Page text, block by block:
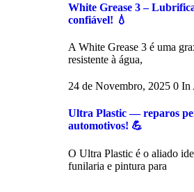
White Grease 3 –
confiável! 💧
A White Grease 3 é uma
resistente à água,
24 de Novembro, 2025 0 In
Ultra Plastic — reparos
automotivos! 💪
O Ultra Plastic é o aliado
funilaria e pintura para